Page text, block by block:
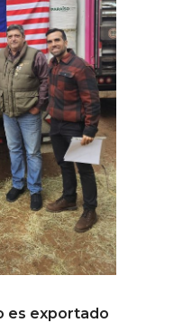
es exportado